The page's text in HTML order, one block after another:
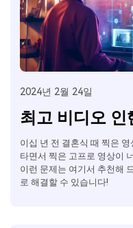
2024년 2월 24일
최고 비디오 인
이십 년 전 결혼식 때 찍은
타면서 찍은 고프로 영상이
이런 문제는 여기서 추천해
로 해결할 수 있습니다!